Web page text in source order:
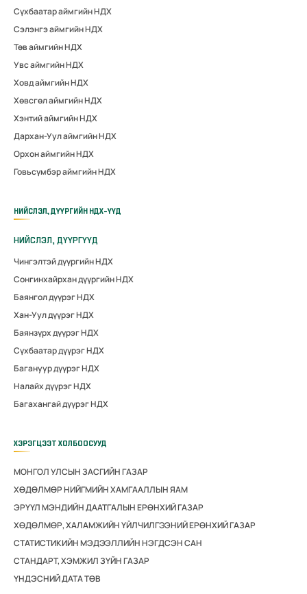
Сүхбаатар аймгийн НДХ
Сэлэнгэ аймгийн НДХ
Төв аймгийн НДХ
Увс аймгийн НДХ
Ховд аймгийн НДХ
Хөвсгөл аймгийн НДХ
Хэнтий аймгийн НДХ
Дархан-Уул аймгийн НДХ
Орхон аймгийн НДХ
Говьсүмбэр аймгийн НДХ
НИЙСЛЭЛ, ДҮҮРГИЙН НДХ-ҮҮД
НИЙСЛЭЛ, ДҮҮРГҮҮД
Чингэлтэй дүүргийн НДХ
Сонгинхайрхан дүүргийн НДХ
Баянгол дүүрэг НДХ
Хан-Уул дүүрэг НДХ
Баянзүрх дүүрэг НДХ
Сүхбаатар дүүрэг НДХ
Багануур дүүрэг НДХ
Налайх дүүрэг НДХ
Багахангай дүүрэг НДХ
ХЭРЭГЦЭЭТ ХОЛБООСУУД
МОНГОЛ УЛСЫН ЗАСГИЙН ГАЗАР
ХӨДӨЛМӨР НИЙГМИЙН ХАМГААЛЛЫН ЯАМ
ЭРҮҮЛ МЭНДИЙН ДААТГАЛЫН ЕРӨНХИЙ ГАЗАР
ХӨДӨЛМӨР, ХАЛАМЖИЙН ҮЙЛЧИЛГЭЭНИЙ ЕРӨНХИЙ ГАЗАР
СТАТИСТИКИЙН МЭДЭЭЛЛИЙН НЭГДСЭН САН
СТАНДАРТ, ХЭМЖИЛ ЗҮЙН ГАЗАР
ҮНДЭСНИЙ ДАТА ТӨВ